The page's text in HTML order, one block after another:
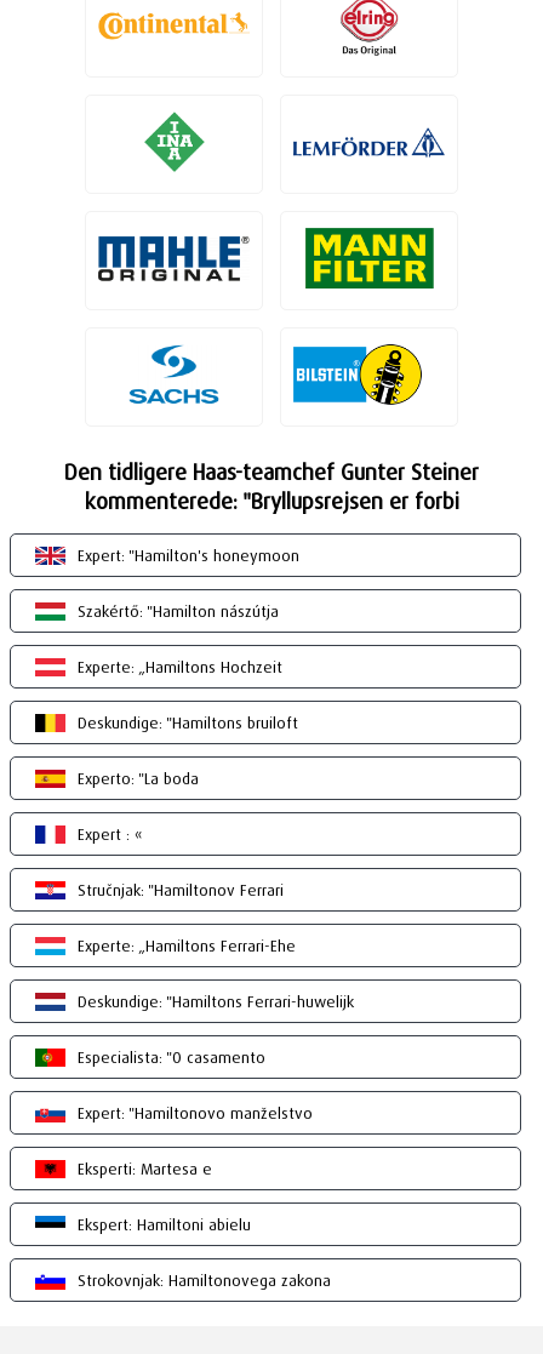
Den tidligere Haas-teamchef Gunter Steiner
kommenterede: "Bryllupsrejsen er forbi
Expert: "Hamilton's honeymoon
Szakértő: "Hamilton nászútja
Experte: „Hamiltons Hochzeit
Deskundige: "Hamiltons bruiloft
Experto: "La boda
Expert : «
Stručnjak: "Hamiltonov Ferrari
Experte: „Hamiltons Ferrari-Ehe
Deskundige: "Hamiltons Ferrari-huwelijk
Especialista: "O casamento
Expert: "Hamiltonovo manželstvo
Eksperti: Martesa e
Ekspert: Hamiltoni abielu
Strokovnjak: Hamiltonovega zakona